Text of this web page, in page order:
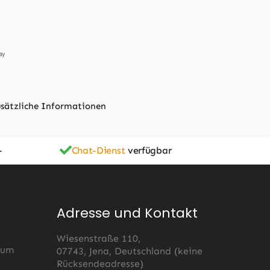
Informationen
Chat-Dienstverfügbar
Adresse und Kontakt
Wiesenstraße 110,
07743, Jena, Deutschland (keine
Rücksendeadresse)